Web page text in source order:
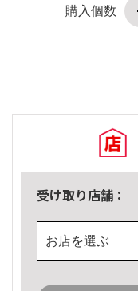
購入個数
受け取り店舗：
お店を選ぶ